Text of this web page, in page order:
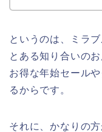
というのは、ミラ
とある知り合いの
お得な年始セール
るからです。
それに、かなりの